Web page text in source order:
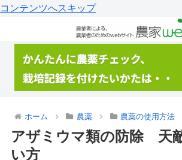
コンテンツへスキップ
ホーム 農薬 農薬の使用方法
アザミウマ類の防除 天
い方